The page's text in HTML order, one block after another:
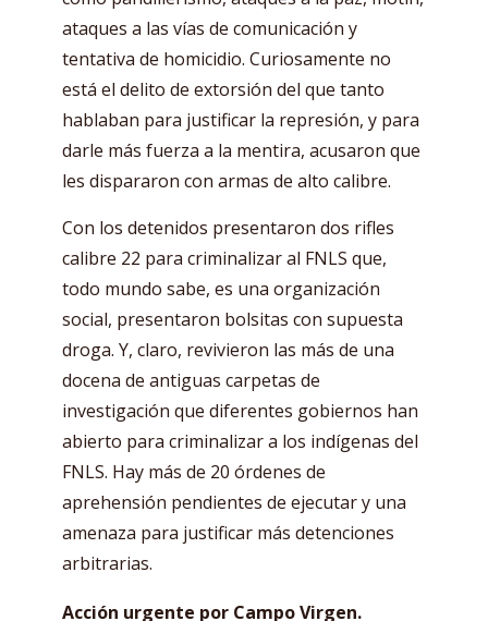
ataques a las vías de comunicación y
tentativa de homicidio. Curiosamente no
está el delito de extorsión del que tanto
hablaban para justificar la represión, y para
darle más fuerza a la mentira, acusaron que
les dispararon con armas de alto calibre.
Con los detenidos presentaron dos rifles
calibre 22 para criminalizar al FNLS que,
todo mundo sabe, es una organización
social, presentaron bolsitas con supuesta
droga. Y, claro, revivieron las más de una
docena de antiguas carpetas de
investigación que diferentes gobiernos han
abierto para criminalizar a los indígenas del
FNLS. Hay más de 20 órdenes de
aprehensión pendientes de ejecutar y una
amenaza para justificar más detenciones
arbitrarias.
Acción urgente por Campo Virgen.